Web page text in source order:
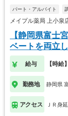
パート・アルバイト
メイプル薬局 上小
【静岡県富士
ベートを両立
給与 【時給
勤務地 静岡県
アクセス ＪＲ身